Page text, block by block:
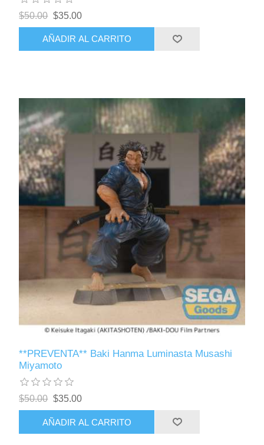
$50.00 $35.00
AÑADIR AL CARRITO
**PREVENTA** Baki Hanma Luminasta Musashi
Miyamoto
$50.00 $35.00
AÑADIR AL CARRITO